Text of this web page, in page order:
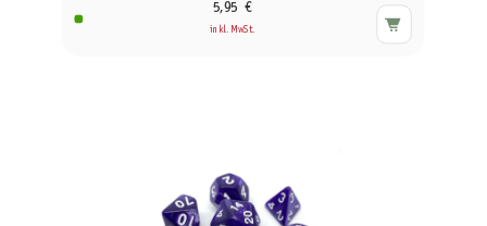
5,95 €
inkl. MwSt.